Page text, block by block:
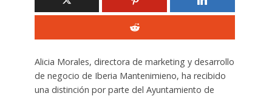
Alicia Morales, directora de marketing y desarrollo
de negocio de Iberia Mantenimieno, ha recibido
una distinción por parte del Ayuntamiento de